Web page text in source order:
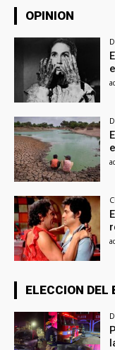
OPINION
ELECCION DEL